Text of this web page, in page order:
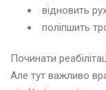
відновить
поліпшить
Починати
Але тут важливо